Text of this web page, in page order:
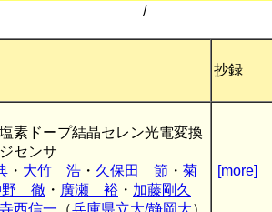
/
抄録
素ドープ結晶セレン光電変換
センサ
・ 大竹 浩 ・ 久保田 節 ・ 菊
野 徹 ・ 廣瀬 裕 ・ 加藤剛久
寺西信一 （兵庫県立大/静岡大）
[more]